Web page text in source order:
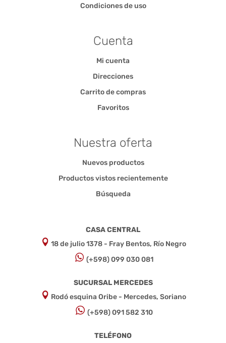
Condiciones de uso
Cuenta
Mi cuenta
Direcciones
Carrito de compras
Favoritos
Nuestra oferta
Nuevos productos
Productos vistos recientemente
Búsqueda
CASA CENTRAL
18 de julio 1378 - Fray Bentos, Río Negro
(+598) 099 030 081
SUCURSAL MERCEDES
Rodó esquina Oribe - Mercedes, Soriano
(+598) 091 582 310
TELÉFONO